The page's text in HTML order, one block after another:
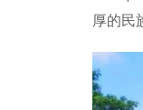
厚的民